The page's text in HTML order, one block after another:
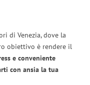
di Venezia, dove la
obiettivo è rendere il
e conveniente
con ansia la tua